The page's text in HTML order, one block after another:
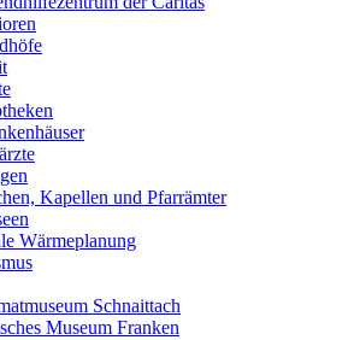
Kapellen und Pfarrämter
Wärmeplanung
Schnaittach
Museum Franken